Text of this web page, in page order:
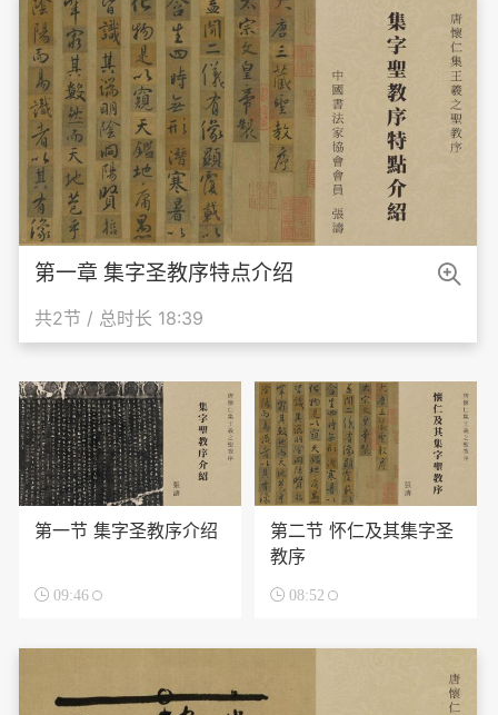
第一章 集字圣教序特点介绍
共2节 / 总时长 18:39

第一节 集字圣教序介绍
 09:46
第二节 怀仁及其集字圣
教序
 08:52